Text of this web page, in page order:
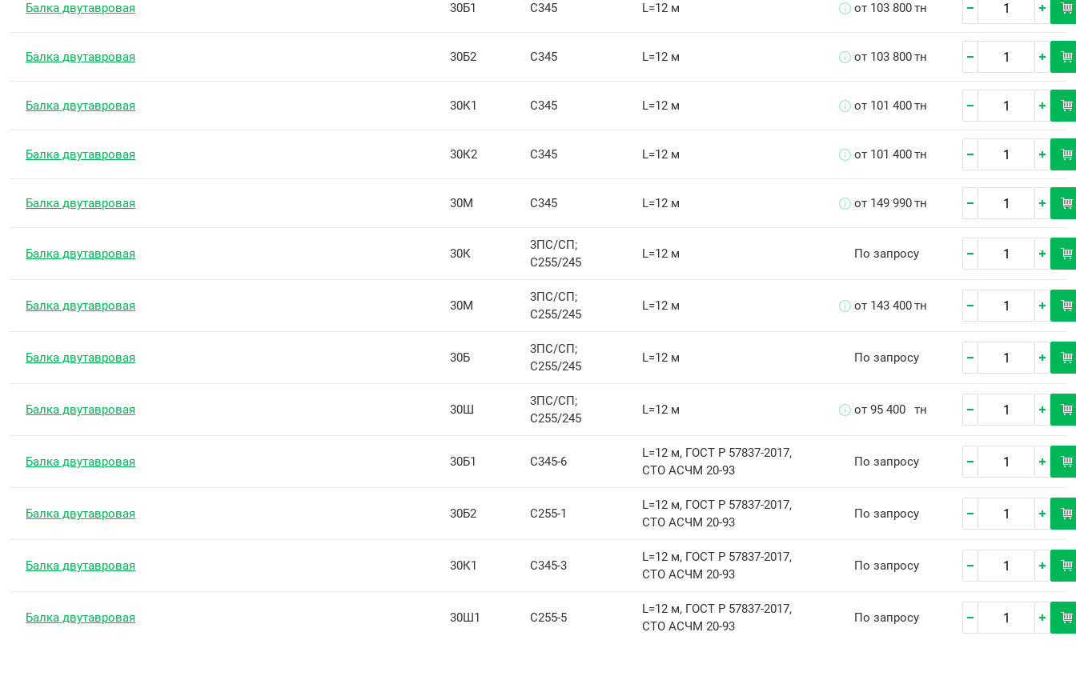
Балка двутавровая 30Б1 С345 L=12 м от 103 800тн
Балка двутавровая 30Б2 С345 L=12 м от 103 800тн
Балка двутавровая 30К1 С345 L=12 м от 101 400тн
Балка двутавровая 30К2 С345 L=12 м от 101 400тн
Балка двутавровая 30М С345 L=12 м от 149 990тн
Балка двутавровая 30К
3ПС/СП;
С255/245
L=12 м По запросу
Балка двутавровая 30М
3ПС/СП;
С255/245
L=12 м от 143 400тн
Балка двутавровая 30Б
3ПС/СП;
С255/245
L=12 м По запросу
Балка двутавровая 30Ш
3ПС/СП;
С255/245
L=12 м от 95 400 тн
Балка двутавровая 30Б1 С345-6
L=12 м, ГОСТ Р 57837-2017,
СТО АСЧМ 20-93
По запросу
Балка двутавровая 30Б2 С255-1
L=12 м, ГОСТ Р 57837-2017,
СТО АСЧМ 20-93
По запросу
Балка двутавровая 30К1 С345-3
L=12 м, ГОСТ Р 57837-2017,
СТО АСЧМ 20-93
По запросу
Балка двутавровая 30Ш1 С255-5
L=12 м, ГОСТ Р 57837-2017,
СТО АСЧМ 20-93
По запросу